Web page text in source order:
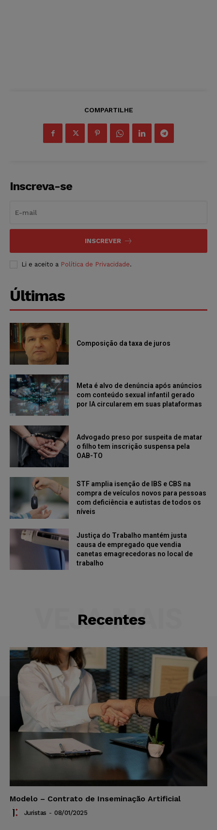
COMPARTILHE
Inscreva-se
INSCREVER
Li e aceito a Política de Privacidade.
Últimas
Composição da taxa de juros
Meta é alvo de denúncia após anúncios
com conteúdo sexual infantil gerado
por IA circularem em suas plataformas
Advogado preso por suspeita de matar
o filho tem inscrição suspensa pela
OAB-TO
STF amplia isenção de IBS e CBS na
compra de veículos novos para pessoas
com deficiência e autistas de todos os
níveis
Justiça do Trabalho mantém justa
causa de empregado que vendia
canetas emagrecedoras no local de
trabalho
Recentes
VEJA MAIS
Modelo – Contrato de Inseminação Artificial
Juristas - 08/01/2025